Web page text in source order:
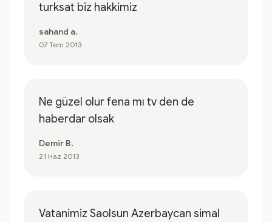
turksat biz hakkimiz
sahand a.
07 Tem 2013
Ne güzel olur fena mı tv den de
haberdar olsak
Demir B.
21 Haz 2013
Vatanimiz Saolsun Azerbaycan simal